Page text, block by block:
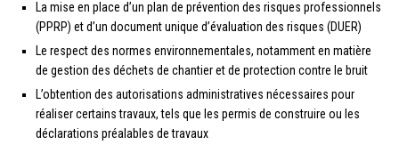
La mise en place d’un plan de prévention des risques professionnels
(PPRP) et d’un document unique d’évaluation des risques (DUER)
Le respect des normes environnementales, notamment en matière
de gestion des déchets de chantier et de protection contre le bruit
L’obtention des autorisations administratives nécessaires pour
réaliser certains travaux, tels que les permis de construire ou les
déclarations préalables de travaux